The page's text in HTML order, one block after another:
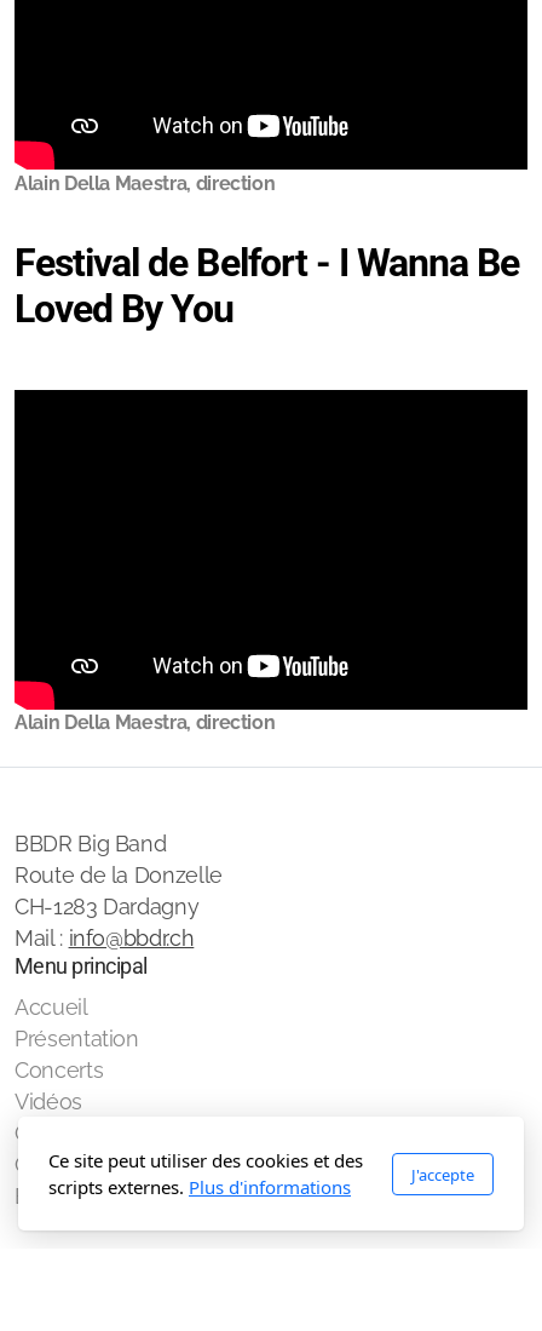
Alain Della Maestra, direction
Festival de Belfort - I Wanna Be
Loved By You
Alain Della Maestra, direction
BBDR Big Band
Route de la Donzelle
CH-1283 Dardagny
Mail : info@bbdr.ch
Menu principal
Accueil
Présentation
Concerts
Vidéos
Galerie
Contact
Espace membres
Ce site peut utiliser des cookies et des
scripts externes. Plus d'informations
J'accepte